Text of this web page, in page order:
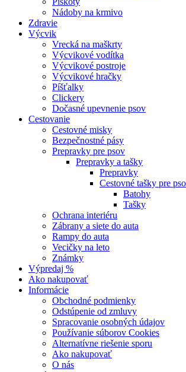
Nádoby na krmivo
Zdravie
Výcvik
Vrecká na maškrty
Výcvikové vodítka
Výcvikové postroje
Výcvikové hračky
Píšťalky
Clickery
Dočasné upevnenie psov
Cestovanie
Cestovné misky
Bezpečnostné pásy
Prepravky pre psov
Prepravky a tašky
Prepravky
Cestovné tašky pre
Batohy
Tašky
Ochrana interiéru
Zábrany a siete do auta
Rampy do auta
Vecičky na leto
Známky
Výpredaj %
Ako nakupovať
Informácie
Obchodné podmienky
Odstúpenie od zmluvy
Spracovanie osobných údajov
Používanie súborov Cookies
Alternatívne riešenie sporu
Ako nakupovať
O nás